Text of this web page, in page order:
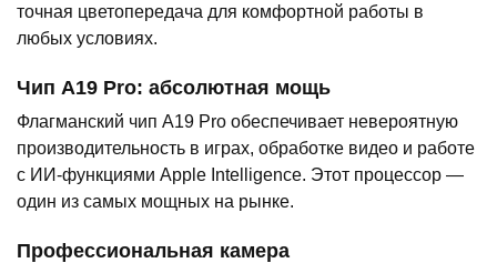
точная цветопередача для комфортной работы в
любых условиях.
Чип A19 Pro: абсолютная мощь
Флагманский чип A19 Pro обеспечивает невероятную
производительность в играх, обработке видео и работе
с ИИ-функциями Apple Intelligence. Этот процессор —
один из самых мощных на рынке.
Профессиональная камера